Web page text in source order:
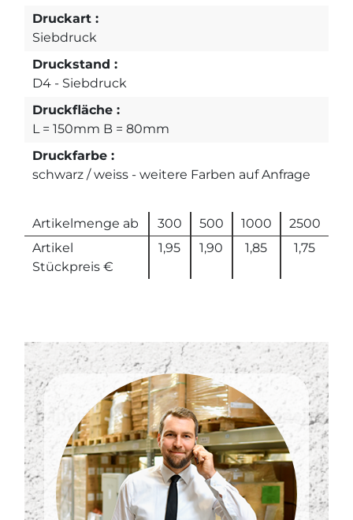
Druckart :
Siebdruck
Druckstand :
D4 - Siebdruck
Druckfläche :
L = 150mm B = 80mm
Druckfarbe :
schwarz / weiss - weitere Farben auf Anfrage
Artikelmenge ab 300 500 1000
2500
Artikel
Stückpreis €
1,95 1,90 1,85 1,75